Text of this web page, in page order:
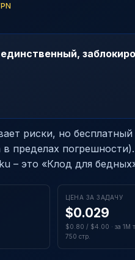
риски, но
пределах
– это «Клод для
ЦЕНА ЗА ЗАДАЧУ
$0.029
$0.80 / $4.00 · за 1M
750 стр.